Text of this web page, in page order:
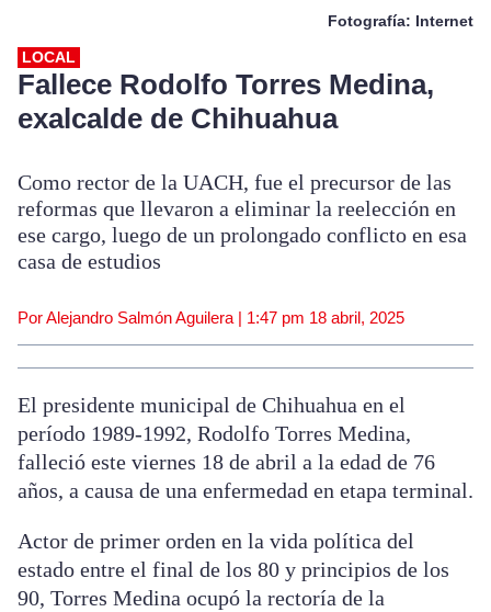
Fotografía: Internet
LOCAL
Fallece Rodolfo Torres Medina,
exalcalde de Chihuahua
Como rector de la UACH, fue el precursor de las
reformas que llevaron a eliminar la reelección en
ese cargo, luego de un prolongado conflicto en esa
casa de estudios
Por Alejandro Salmón Aguilera | 1:47 pm 18 abril, 2025
El presidente municipal de Chihuahua en el
período 1989-1992, Rodolfo Torres Medina,
falleció este viernes 18 de abril a la edad de 76
años, a causa de una enfermedad en etapa terminal.
Actor de primer orden en la vida política del
estado entre el final de los 80 y principios de los
90, Torres Medina ocupó la rectoría de la